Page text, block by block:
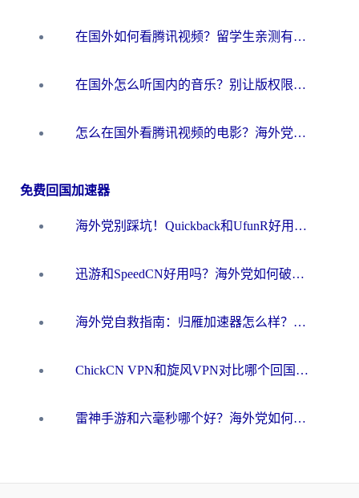
在国外如何看腾讯视频？留学生亲测有效的回国加速方案
在国外怎么听国内的音乐？别让版权限制断了你的华语歌单
怎么在国外看腾讯视频的电影？海外党亲测有效的回国加速指南
免费回国加速器
海外党别踩坑！Quickback和UfunR好用吗？选对回国加速器才能无缝刷国内资源
迅游和SpeedCN好用吗？海外党如何破解那道看不见的墙
海外党自救指南：归雁加速器怎么样？教你避开坑实现国内资源无缝访问
ChickCN VPN和旋风VPN对比哪个回国效果更好？海外用户的选择困境与出路
雷神手游和六毫秒哪个好？海外党如何真正解锁国内资源